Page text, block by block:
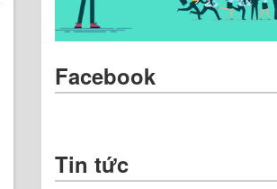
Facebook
Tin tức